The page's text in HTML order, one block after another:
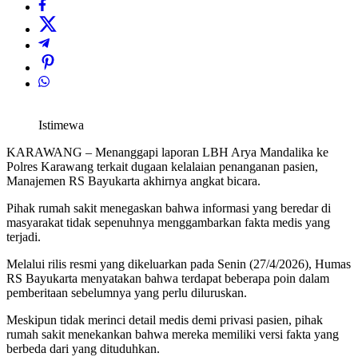
Istimewa
KARAWANG – Menanggapi laporan LBH Arya Mandalika ke
Polres Karawang terkait dugaan kelalaian penanganan pasien,
Manajemen RS Bayukarta akhirnya angkat bicara.
Pihak rumah sakit menegaskan bahwa informasi yang beredar di
masyarakat tidak sepenuhnya menggambarkan fakta medis yang
terjadi.
Melalui rilis resmi yang dikeluarkan pada Senin (27/4/2026), Humas
RS Bayukarta menyatakan bahwa terdapat beberapa poin dalam
pemberitaan sebelumnya yang perlu diluruskan.
Meskipun tidak merinci detail medis demi privasi pasien, pihak
rumah sakit menekankan bahwa mereka memiliki versi fakta yang
berbeda dari yang dituduhkan.